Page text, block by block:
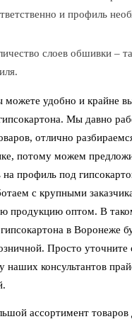
и профиль
слоев обшивки –
удобно и крайне
Мы давно
отлично
потому можем
профиль под
с крупными
продукцию оптом. В
в Воронеже
Просто уточните
наших консультантов
ассортимент товаров